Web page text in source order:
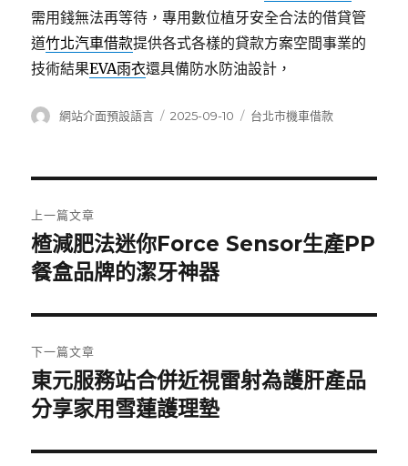
需用錢無法再等待，專用數位植牙安全合法的借貸管
道竹北汽車借款提供各式各樣的貸款方案空間事業的
技術結果EVA雨衣還具備防水防油設計，
作
網站介面預設語言
發
2025-09-10
分
台北市機車借款
章
導
覽
上一篇文章
上
一
文
章:
楂減肥法迷你Force Sensor生產PP
餐盒品牌的潔牙神器
下一篇文章
下
一
文
東元服務站合併近視雷射為護肝產品
分享家用雪蓮護理墊